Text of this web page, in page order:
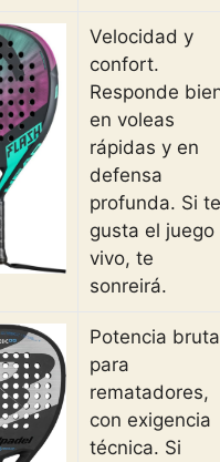
Velocidad y
confort.
Responde
en voleas
rápidas y en
defensa
profunda. Si te
gusta el juego
vivo, te
sonreirá.
Potencia bruta
para
rematadores,
con exigencia
técnica. Si